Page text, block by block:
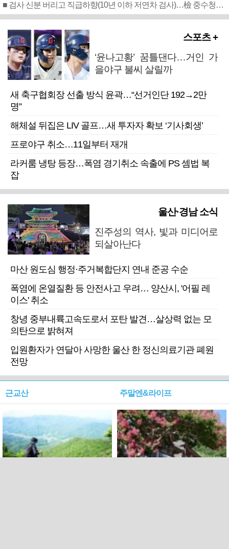
■ 검사 신분 버리고 직급하향(10년 이하 저연차 검사)…檢 중수청행 기피
스포츠 +
‘윤나고황’ 꿈틀댄다…거인 가
을야구 불씨 살릴까
새 축구협회장 선출 방식 윤곽…“선거인단 192→2만
명”
해체설 뒤집은 LIV 골프…새 투자자 확보 ‘기사회생’
프로야구 취소…11일부터 재개
라커룸 냉탕 등장…폭염 경기취소 속출에 PS 셈법 복
잡
울산·경남 소식
진주성의 역사, 빛과 미디어로
되살아난다
마산 원도심 행정·주거복합단지 연내 준공 수순
폭염에 온열질환 등 안전사고 우려… 양산시, '어필 레
이스' 취소
창녕 중부내륙고속도로서 포탄 발견…살상력 없는 모
의탄으로 밝혀져
입원환자가 연달아 사망한 울산 한 정신의료기관 폐원
전망
근교산 주말엔&라이프